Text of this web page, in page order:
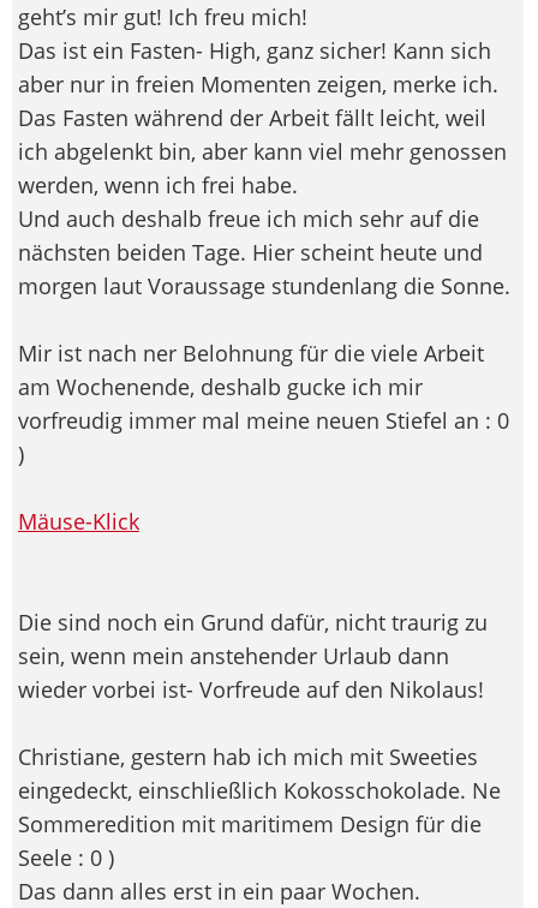
geht’s mir gut! Ich freu mich!
Das ist ein Fasten- High, ganz sicher! Kann sich
aber nur in freien Momenten zeigen, merke ich.
Das Fasten während der Arbeit fällt leicht, weil
ich abgelenkt bin, aber kann viel mehr genossen
werden, wenn ich frei habe.
Und auch deshalb freue ich mich sehr auf die
nächsten beiden Tage. Hier scheint heute und
morgen laut Voraussage stundenlang die Sonne.
Mir ist nach ner Belohnung für die viele Arbeit
am Wochenende, deshalb gucke ich mir
vorfreudig immer mal meine neuen Stiefel an : 0
)
Mäuse-Klick
Die sind noch ein Grund dafür, nicht traurig zu
sein, wenn mein anstehender Urlaub dann
wieder vorbei ist- Vorfreude auf den Nikolaus!
Christiane, gestern hab ich mich mit Sweeties
eingedeckt, einschließlich Kokosschokolade. Ne
Sommeredition mit maritimem Design für die
Seele : 0 )
Das dann alles erst in ein paar Wochen.